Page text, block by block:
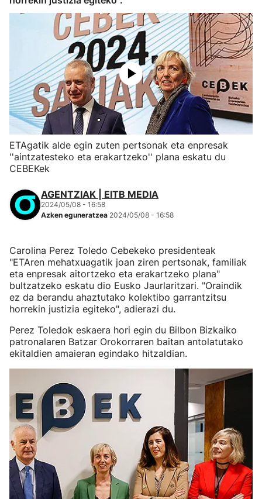
ETAgatik alde egin zuten pertsonak eta enpresak
''aintzatesteko eta erakartzeko'' plana eskatu du
CEBEKek
AGENTZIAK | EITB MEDIA
2024/05/08 - 16:58
Azken eguneratzea 2024/05/08 - 16:58
Carolina Perez Toledo Cebekeko presidenteak
"ETAren mehatxuagatik joan ziren pertsonak, familiak
eta enpresak aitortzeko eta erakartzeko plana"
bultzatzeko eskatu dio Eusko Jaurlaritzari. "Oraindik
ez da berandu ahaztutako kolektibo garrantzitsu
horrekin justizia egiteko", adierazi du.
Perez Toledok eskaera hori egin du Bilbon Bizkaiko
patronalaren Batzar Orokorraren baitan antolatutako
ekitaldien amaieran egindako hitzaldian.